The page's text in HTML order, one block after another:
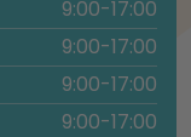
9:00-17:00
9:00-17:00
9:00-17:00
9:00-17:00